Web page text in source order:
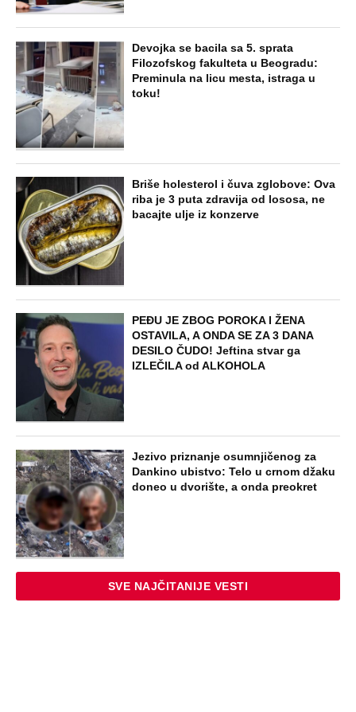
Devojka se bacila sa 5. sprata
Filozofskog fakulteta u Beogradu:
Preminula na licu mesta, istraga u
toku!
Briše holesterol i čuva zglobove: Ova
riba je 3 puta zdravija od lososa, ne
bacajte ulje iz konzerve
PEĐU JE ZBOG POROKA I ŽENA
OSTAVILA, A ONDA SE ZA 3 DANA
DESILO ČUDO! Jeftina stvar ga
IZLEČILA od ALKOHOLA
Jezivo priznanje osumnjičenog za
Dankino ubistvo: Telo u crnom džaku
doneo u dvorište, a onda preokret
SVE NAJČITANIJE VESTI